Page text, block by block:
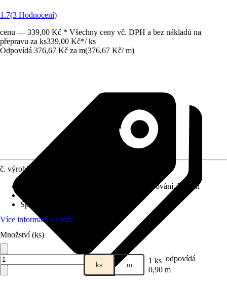
1.7(3 Hodnocení)
cenu — 339,00 Kč * Všechny ceny vč. DPH a bez nákladů na
přepravu za ks339,00 Kč*/ ks
Odpovídá 376,67 Kč za m(376,67 Kč/ m)
č. výrobku
Klipsy, Hmoždinky, Šroubování, Lepení
Specifikace materiálu
Více informací o zboží
Množství (ks)
ks m 1 ks odpovídá
0,90 m